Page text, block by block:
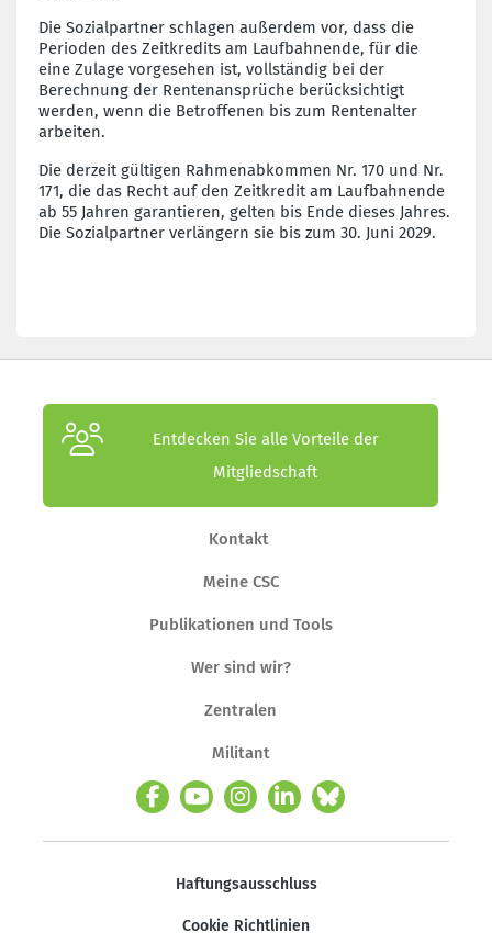
Die Sozialpartner schlagen außerdem vor, dass die
Perioden des Zeitkredits am Laufbahnende, für die
eine Zulage vorgesehen ist, vollständig bei der
Berechnung der Rentenansprüche berücksichtigt
werden, wenn die Betroffenen bis zum Rentenalter
arbeiten.
Die derzeit gültigen Rahmenabkommen Nr. 170 und Nr.
171, die das Recht auf den Zeitkredit am Laufbahnende
ab 55 Jahren garantieren, gelten bis Ende dieses Jahres.
Die Sozialpartner verlängern sie bis zum 30. Juni 2029.
Entdecken Sie alle Vorteile der
Mitgliedschaft
Kontakt
Meine CSC
Publikationen und Tools
Wer sind wir?
Zentralen
Militant
Haftungsausschluss
Cookie Richtlinien